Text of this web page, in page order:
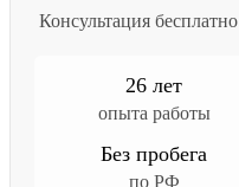
Консультация бесплатно
26 лет
опыта работы
Без пробега
по РФ